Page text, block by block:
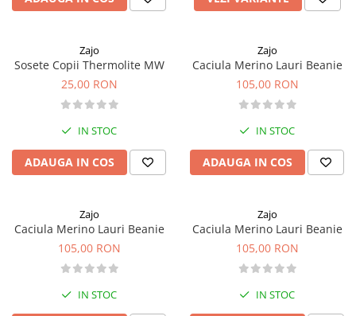
Zajo
Sosete Copii Thermolite MW
25,00 RON
IN STOC
ADAUGA IN COS
Zajo
Caciula Merino Lauri Beanie
105,00 RON
IN STOC
ADAUGA IN COS
Zajo
Caciula Merino Lauri Beanie
105,00 RON
IN STOC
Zajo
Caciula Merino Lauri Beanie
105,00 RON
IN STOC